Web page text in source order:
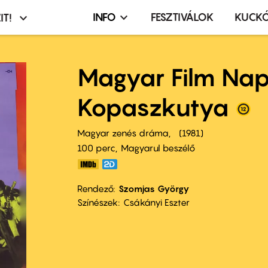
Infó,
terembérlés
menü
INFO FESZTIVÁLOK
Magyar Film
Kopaszkutya
Magyar zenés dráma
1981
100 perc,
Magyarul beszélő
Rendező Szomjas György
Színészek
Csákányi Eszter